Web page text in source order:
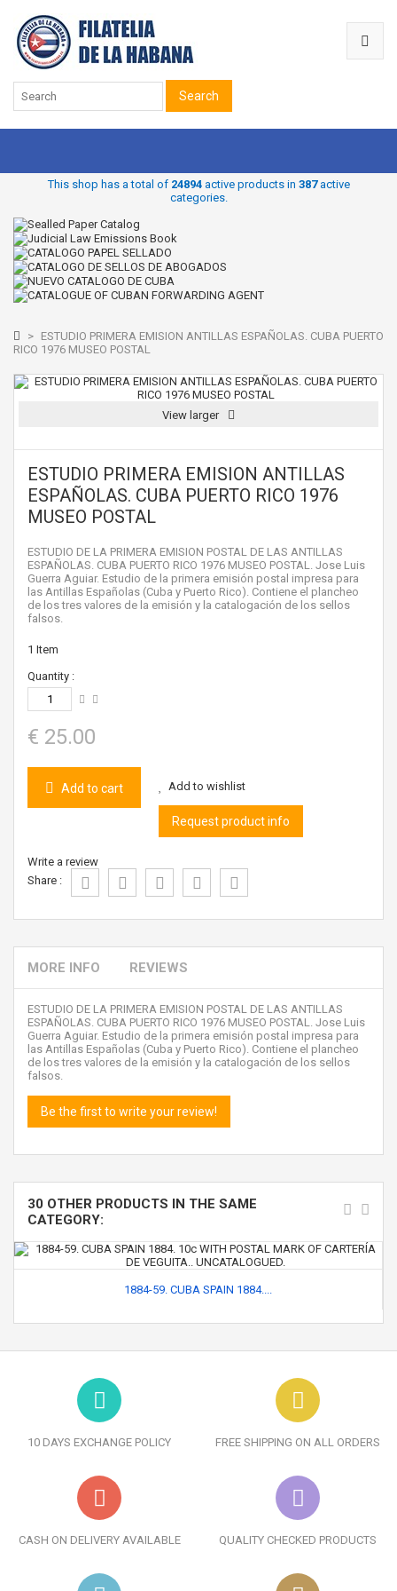
Search
This shop has a total of 24894active products in 387active
categories.
> ESTUDIO PRIMERA EMISION ANTILLAS ESPAÑOLAS. CUBA PUERTO
RICO 1976 MUSEO POSTAL
View larger
ESTUDIO PRIMERA EMISION ANTILLAS
ESPAÑOLAS. CUBA PUERTO RICO 1976
MUSEO POSTAL
ESTUDIO DE LA PRIMERA EMISION POSTAL DE LAS ANTILLAS
ESPAÑOLAS. CUBA PUERTO RICO 1976 MUSEO POSTAL. Jose Luis
Guerra Aguiar. Estudio de la primera emisión postal impresa para
las Antillas Españolas (Cuba y Puerto Rico). Contiene el plancheo
de los tres valores de la emisión y la catalogación de los sellos
falsos.
1 Item
Quantity :
€ 25.00
Add to cart Add to wishlist
Request product info
Write a review
Share :
MORE INFO REVIEWS
ESTUDIO DE LA PRIMERA EMISION POSTAL DE LAS ANTILLAS
ESPAÑOLAS. CUBA PUERTO RICO 1976 MUSEO POSTAL. Jose Luis
Guerra Aguiar. Estudio de la primera emisión postal impresa para
las Antillas Españolas (Cuba y Puerto Rico). Contiene el plancheo
de los tres valores de la emisión y la catalogación de los sellos
falsos.
Be the first to write your review!
30 OTHER PRODUCTS IN THE SAME
CATEGORY:
1884-59. CUBA SPAIN 1884....
10 DAYS EXCHANGE POLICY FREE SHIPPING ON ALL ORDERS
CASH ON DELIVERY AVAILABLE QUALITY CHECKED PRODUCTS